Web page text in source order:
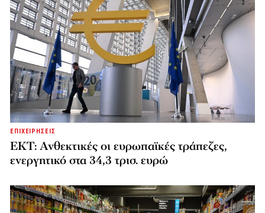
ΕΠΙΧΕΙΡΗΣΕΙΣ
ΕΚΤ: Ανθεκτικές οι ευρωπαϊκές τράπεζες,
ενεργητικό στα 34,3 τρισ. ευρώ